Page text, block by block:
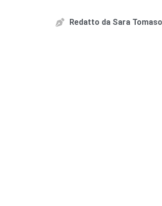
Redatto da Sara